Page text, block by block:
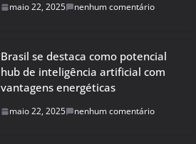
maio 22, 2025 nenhum comentário
Brasil se destaca como potencial
hub de inteligência artificial com
vantagens energéticas
maio 22, 2025 nenhum comentário